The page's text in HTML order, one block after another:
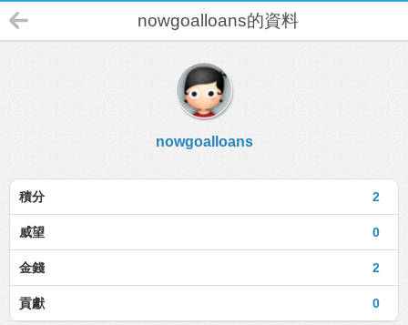
nowgoalloans的資料
nowgoalloans
2
積分
0
威望
2
金錢
0
貢獻